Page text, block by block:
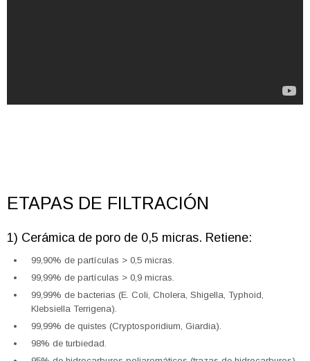
ETAPAS DE FILTRACIÓN
1) Cerámica de poro de 0,5 micras. Retiene:
99,90% de partículas > 0,5 micras.
99,99% de partículas > 0,9 micras.
99,99% de bacterias (E. Coli, Cholera, Shigella, Typhoid,
Klebsiella Terrigena).
99,99% de quistes (Cryptosporidium, Giardia).
98% de turbiedad.